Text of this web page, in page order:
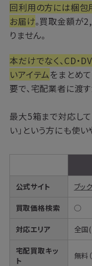
回利用の方には梱包
お届け。買取金額が
りません。
本だけでなく、CD・
いアイテムをまとめ
要で、宅配業者に渡
最大5箱まで対応して
い」という方にも使い
公式サイト ブッ
買取価格検索 ◯
対応エリア 全国
宅配買取キッ
ト
無料